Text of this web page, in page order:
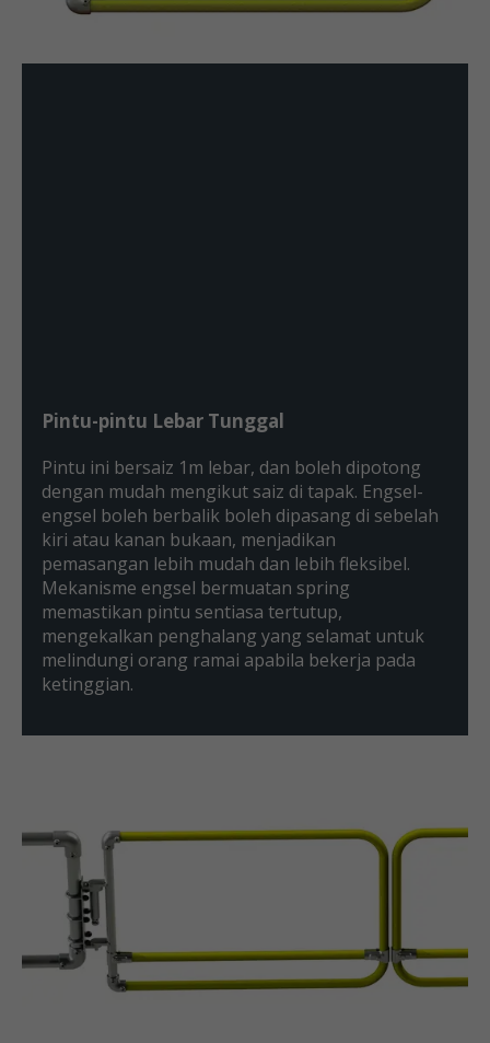
Pintu-pintu Lebar Tunggal
Pintu ini bersaiz 1m lebar, dan boleh dipotong
dengan mudah mengikut saiz di tapak. Engsel-
engsel boleh berbalik boleh dipasang di sebelah
kiri atau kanan bukaan, menjadikan
pemasangan lebih mudah dan lebih fleksibel.
Mekanisme engsel bermuatan spring
memastikan pintu sentiasa tertutup,
mengekalkan penghalang yang selamat untuk
melindungi orang ramai apabila bekerja pada
ketinggian.